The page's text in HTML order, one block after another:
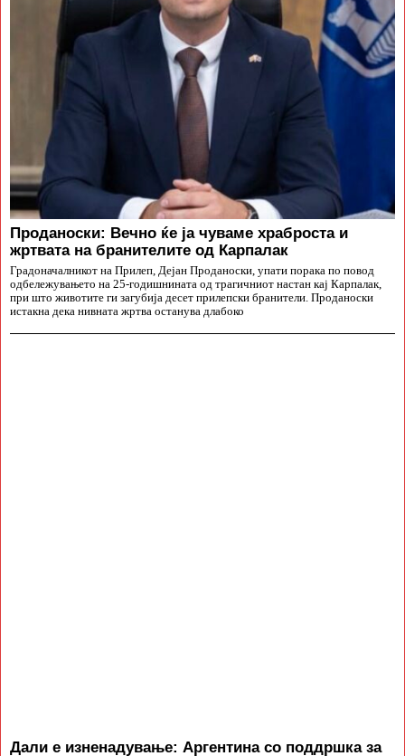
Проданоски: Вечно ќе ја чуваме храброста и
жртвата на бранителите од Карпалак
Градоначалникот на Прилеп, Дејан Проданоски, упати порака по повод
одбележувањето на 25-годишнината од трагичниот настан кај Карпалак,
при што животите ги загубија десет прилепски бранители. Проданоски
истакна дека нивната жртва останува длабоко
Дали е изненадување: Аргентина со поддршка за